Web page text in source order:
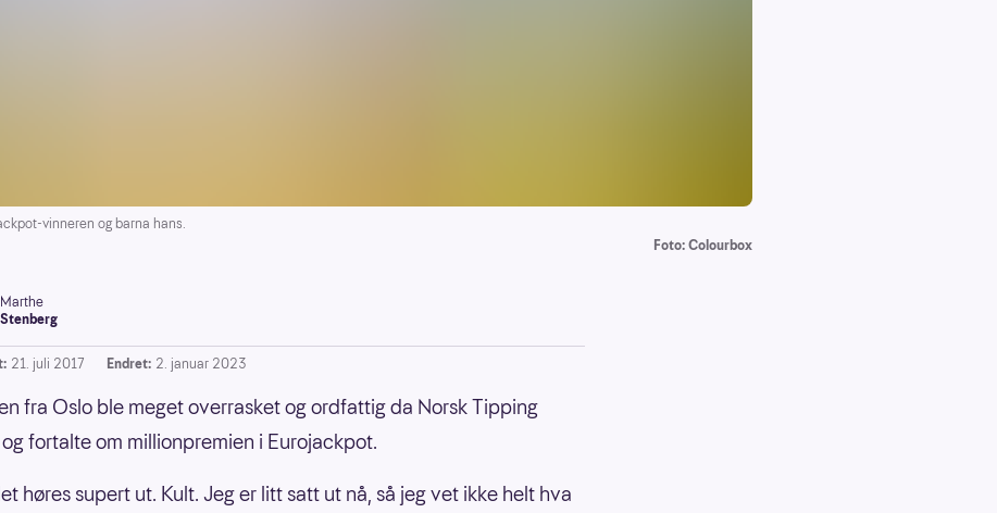
vinneren og barna hans.
Foto: Colourbox
Marthe
Stenberg
21. juli 2017 Endret: 2. januar 2023
fra Oslo ble meget overrasket og ordfattig da Norsk Tipping
fortalte om millionpremien i Eurojackpot.
høres supert ut. Kult. Jeg er litt satt ut nå, så jeg vet ikke helt hva